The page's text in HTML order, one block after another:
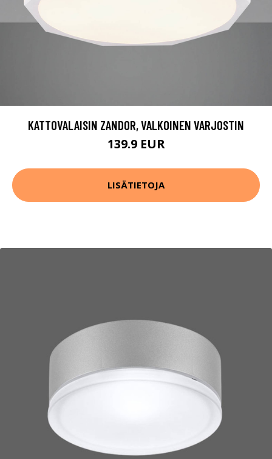
KATTOVALAISIN ZANDOR, VALKOINEN VARJOSTIN
139.9 EUR
LISÄTIETOJA